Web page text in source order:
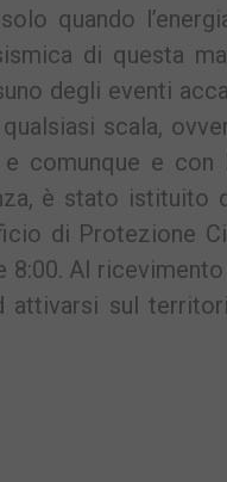
quando
di questa
degli eventi
scala,
comunque e con
è stato istituito
di Protezione
Al
sul